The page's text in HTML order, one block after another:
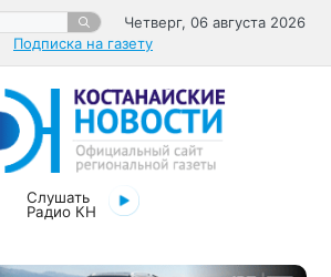
Четверг, 06 августа 2026
Подписка на газету
Слушать
Радио КН